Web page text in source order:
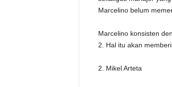
Marcelino belum
Marcelino konsisten
2. Hal itu akan
2. Mikel Arteta